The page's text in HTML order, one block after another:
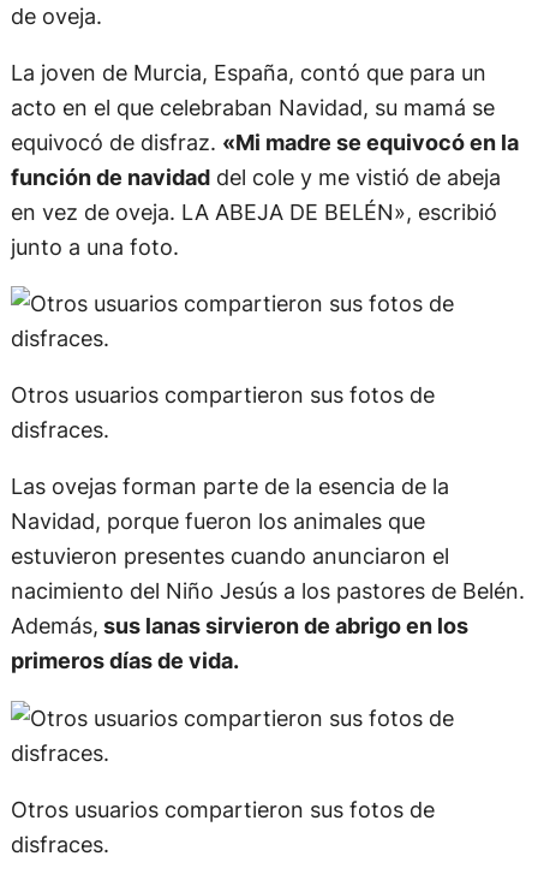
de oveja.
La joven de Murcia, España, contó que para un
acto en el que celebraban Navidad, su mamá se
equivocó de disfraz. «Mi madre se equivocó en la
función de navidaddel cole y me vistió de abeja
en vez de oveja. LA ABEJA DE BELÉN», escribió
junto a una foto.
Otros usuarios compartieron sus fotos de
disfraces.
Las ovejas forman parte de la esencia de la
Navidad, porque fueron los animales que
estuvieron presentes cuando anunciaron el
nacimiento del Niño Jesús a los pastores de Belén.
Además, sus lanas sirvieron de abrigo en los
primeros días de vida.
Otros usuarios compartieron sus fotos de
disfraces.